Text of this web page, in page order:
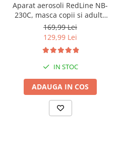
Aparat aerosoli RedLine NB-
230C, masca copii si adulti,
particule 3 microni,
nebulizator inhalator cu
compresor
169,99 Lei
129,99 Lei
IN STOC
ADAUGA IN COS